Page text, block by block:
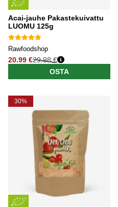
Acai-jauhe Pakastekuivattu
LUOMU 125g
Rawfoodshop
20.99 €
Normaali hinta
29.98 €
OSTA
30%